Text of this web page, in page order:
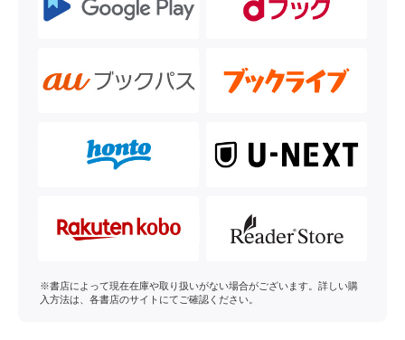
※書店によって現在在庫や取り扱いがない場合がございます。詳しい購
入方法は、各書店のサイトにてご確認ください。